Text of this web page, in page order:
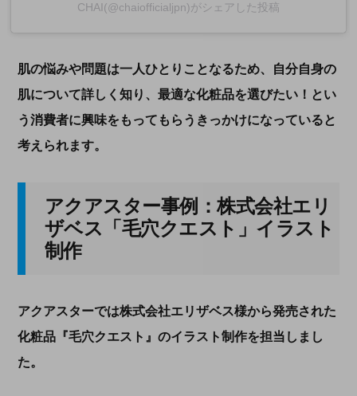
CHAI(@chaiofficialjpn)がシェアした投稿
肌の悩みや問題は一人ひとりことなるため、自分自身の
肌について詳しく知り、最適な化粧品を選びたい！とい
う消費者に興味をもってもらうきっかけになっていると
考えられます。
アクアスター事例：株式会社エリ
ザベス「毛穴クエスト」イラスト
制作
アクアスターでは株式会社エリザベス様から発売された
化粧品『毛穴クエスト』のイラスト制作を担当しまし
た。